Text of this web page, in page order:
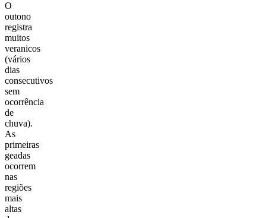
O
outono
registra
muitos
veranicos
(vários
dias
consecutivos
sem
ocorrência
de
chuva).
As
primeiras
geadas
ocorrem
nas
regiões
mais
altas